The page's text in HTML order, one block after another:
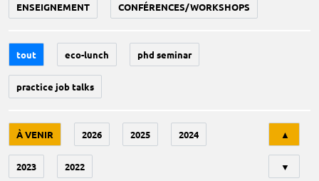
ENSEIGNEMENT CONFÉRENCES/WORKSHOPS
tout eco-lunch phd seminar
practice job talks
À VENIR 2026 2025 2024
2023 2022
▲
▼